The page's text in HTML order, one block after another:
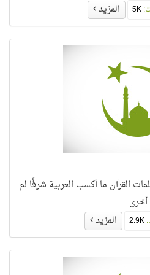
المزيد
القرآن ما أكسب العربية شرفًا لم
أخرى..
المزيد